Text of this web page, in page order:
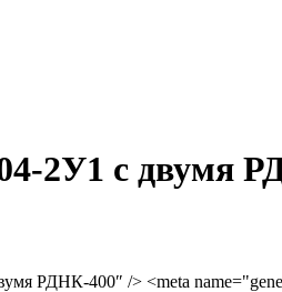
2У1 с двумя
РДНК-400″ /> <meta